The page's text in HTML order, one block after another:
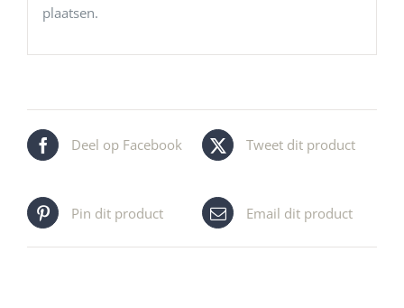
plaatsen.
Deel op Facebook Tweet dit product
Pin dit product Email dit product